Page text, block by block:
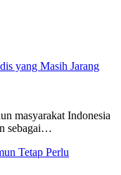
yang Masih Jarang
masyarakat Indonesia
sebagai…
Tetap Perlu